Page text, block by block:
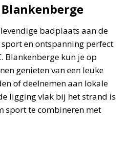
badplaats aan de
en ontspanning perfect
Blankenberge kun je op
genieten van een leuke
of deelnemen aan lokale
ligging vlak bij het strand is
sport te combineren met